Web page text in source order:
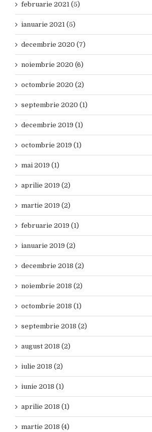
februarie 2021 (5)
ianuarie 2021 (5)
decembrie 2020 (7)
noiembrie 2020 (6)
octombrie 2020 (2)
septembrie 2020 (1)
decembrie 2019 (1)
octombrie 2019 (1)
mai 2019 (1)
aprilie 2019 (2)
martie 2019 (2)
februarie 2019 (1)
ianuarie 2019 (2)
decembrie 2018 (2)
noiembrie 2018 (2)
octombrie 2018 (1)
septembrie 2018 (2)
august 2018 (2)
iulie 2018 (2)
iunie 2018 (1)
aprilie 2018 (1)
martie 2018 (4)